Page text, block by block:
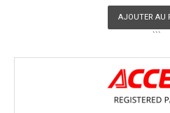
AJOUTER AU
```